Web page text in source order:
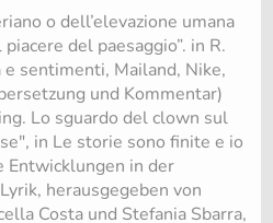
o dell’elevazione umana
del paesaggio”. in R.
sentimenti, Mailand, Nike,
und Kommentar)
Lo sguardo del clown sul
in Le storie sono finite e io
Entwicklungen in der
herausgegeben von
Costa und Stefania Sbarra,